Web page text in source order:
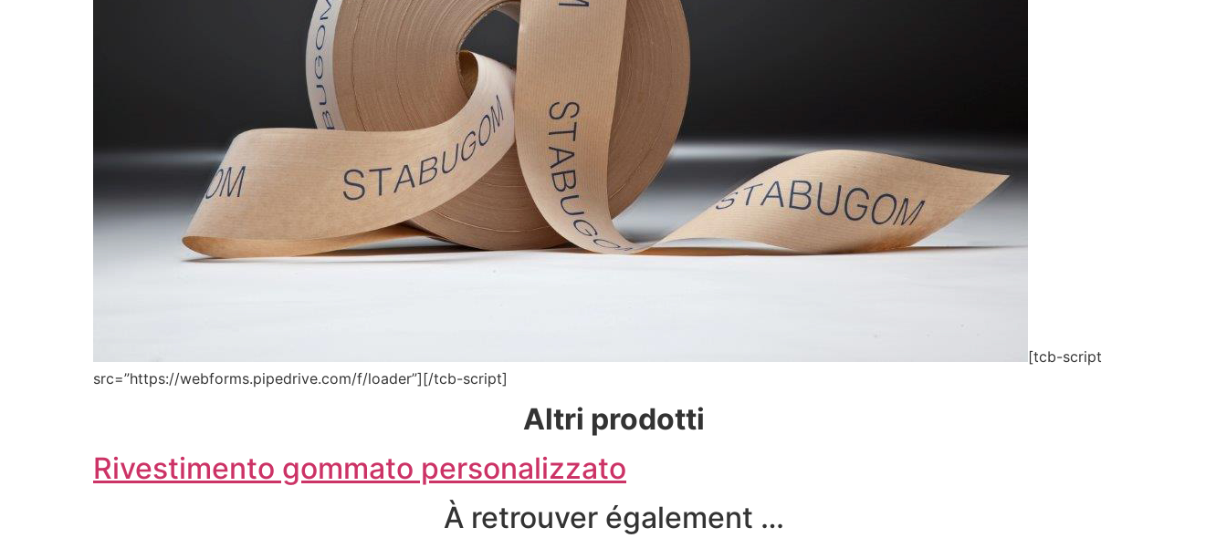
[tcb-script
src=”https://webforms.pipedrive.com/f/loader”][/tcb-script]
Altri prodotti
Rivestimento gommato personalizzato
À retrouver également …